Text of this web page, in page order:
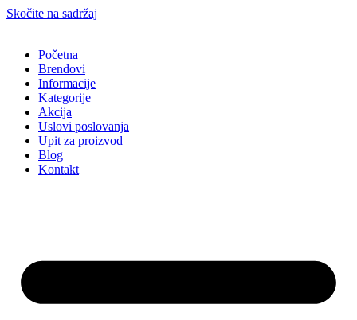
Skočite na sadržaj
Početna
Brendovi
Informacije
Kategorije
Akcija
Uslovi poslovanja
Upit za proizvod
Blog
Kontakt